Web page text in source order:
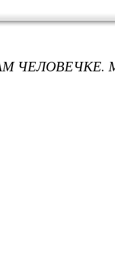
ЧЕЛОВЕЧКЕ.